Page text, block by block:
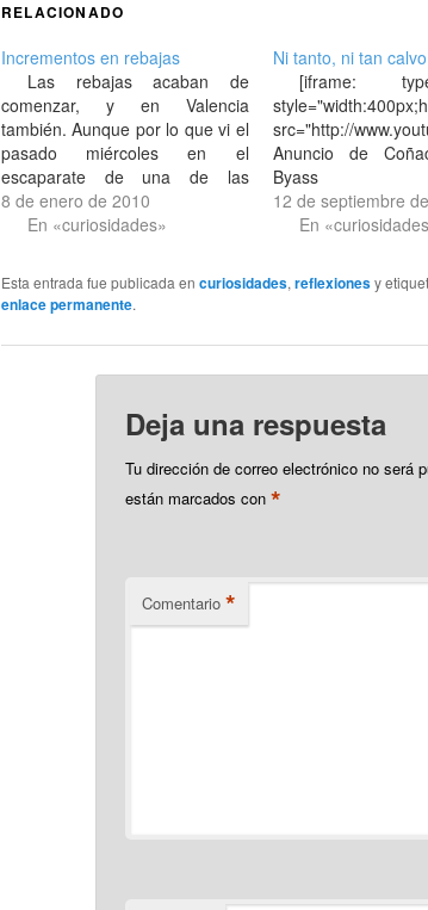
RELACIONADO
Incrementos en rebajas
Las rebajas acaban de
comenzar, y en Valencia
también. Aunque por lo que vi el
pasado miércoles en el
escaparate de una de las
tiendas Camper de dicha
capital, tuviera mis dudas.
de publicidad para estas fechas.
:-P
8 de enero de 2010
En «curiosidades»
Ni tanto, ni tan calvo
[iframe:
src="http://
Anuncio de
Byass
12 de septiembre
En
Esta entrada fue publicada en curiosidades,reflexionesy
enlace permanente.
Deja una respuesta
Tu dirección de correo electrónico no será
están marcados con*
Comentario *